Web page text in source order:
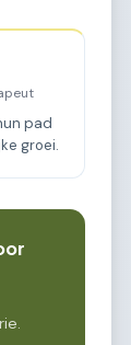
pad
groei.